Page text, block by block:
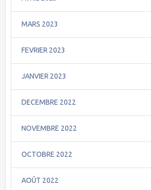
MARS 2023
FEVRIER 2023
JANVIER 2023
DECEMBRE 2022
NOVEMBRE 2022
OCTOBRE 2022
AOÛT 2022